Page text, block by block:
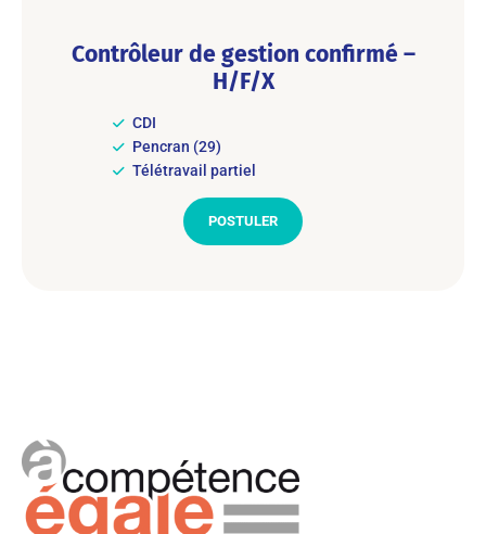
Contrôleur de gestion confirmé –
H/F/X
CDI
Pencran (29)
Télétravail partiel
POSTULER